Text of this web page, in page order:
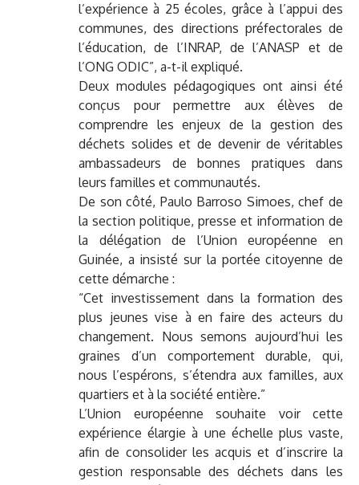
l’expérience à 25 écoles, grâce à l’appui des
communes, des directions préfectorales de
l’éducation, de l’INRAP, de l’ANASP et de
l’ONG ODIC”, a-t-il expliqué.
Deux modules pédagogiques ont ainsi été
conçus pour permettre aux élèves de
comprendre les enjeux de la gestion des
déchets solides et de devenir de véritables
ambassadeurs de bonnes pratiques dans
leurs familles et communautés.
De son côté, Paulo Barroso Simoes, chef de
la section politique, presse et information de
la délégation de l’Union européenne en
Guinée, a insisté sur la portée citoyenne de
cette démarche :
“Cet investissement dans la formation des
plus jeunes vise à en faire des acteurs du
changement. Nous semons aujourd’hui les
graines d’un comportement durable, qui,
nous l’espérons, s’étendra aux familles, aux
quartiers et à la société entière.”
L’Union européenne souhaite voir cette
expérience élargie à une échelle plus vaste,
afin de consolider les acquis et d’inscrire la
gestion responsable des déchets dans les